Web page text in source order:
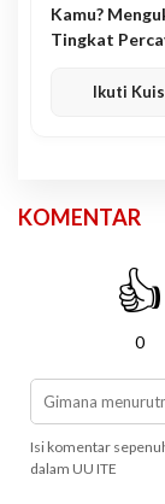
Kamu?
Tingkat
Ikuti
KOMENTAR
👍
0
Isi komentar
dalam UU ITE